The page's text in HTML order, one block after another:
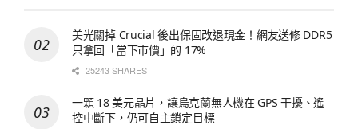
美光關掉 Crucial 後出保固改退現金！網友送修 DDR5
只拿回「當下市價」的 17%
25243 SHARES
一顆 18 美元晶片，讓烏克蘭無人機在 GPS 干擾、遙
控中斷下，仍可自主鎖定目標